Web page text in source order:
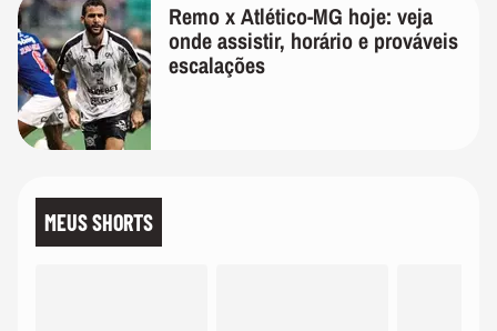
Remo x Atlético-MG hoje: veja
onde assistir, horário e prováveis
escalações
MEUS SHORTS